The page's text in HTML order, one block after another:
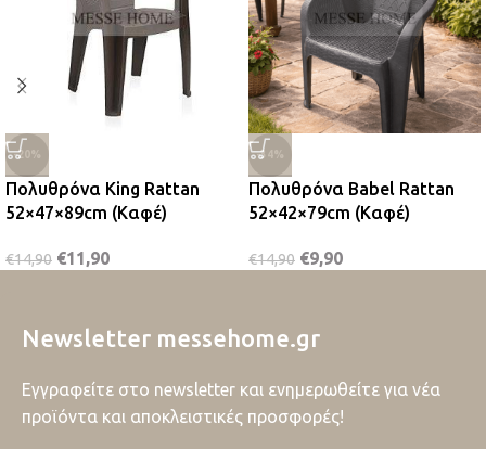
-20%
Πολυθρόνα King Rattan
52×47×89cm (Καφέ)
€14,90 €11,90
-34%
Πολυθρόνα Babel Rattan
52×42×79cm (Καφέ)
€14,90 €9,90
Newsletter messehome.gr
Εγγραφείτε στο newsletter και ενημερωθείτε για νέα
προϊόντα και αποκλειστικές προσφορές!